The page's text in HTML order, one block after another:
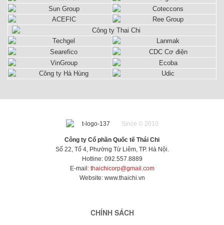
chóng có
được niềm
tin từ người
sử dụng và
nhà thầu thi
công bới
chất lượng,
thiết kế và
Since © 2010
Công ty Cổ phần Quốc tế Thái Chi
Số 22, Tổ 4, Phường Từ Liêm, TP. Hà Nội.
Hotline: 092.557.8889
E-mail: thaichicorp@gmail.com
Website: www.thaichi.vn
CHÍNH SÁCH